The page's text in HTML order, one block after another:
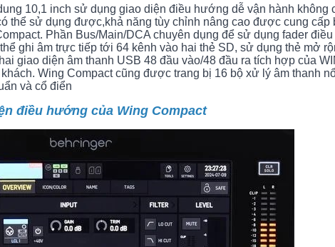
10,1 inch sử dụng giao diện điều hướng dễ vận hành không
thể sử dụng được,khả năng tùy chỉnh nâng cao được cung cấp
Phần Bus/Main/DCA chuyên dụng để sử dụng fader điều
ghi âm trực tiếp tới 64 kênh vào hai thẻ SD, sử dụng thẻ mở
giao diện âm thanh USB 48 đầu vào/48 đầu ra tích hợp của
Wing Compact cũng được trang bị 16 bộ xử lý âm thanh
và cổ điển
điều hướng của Wing Compact